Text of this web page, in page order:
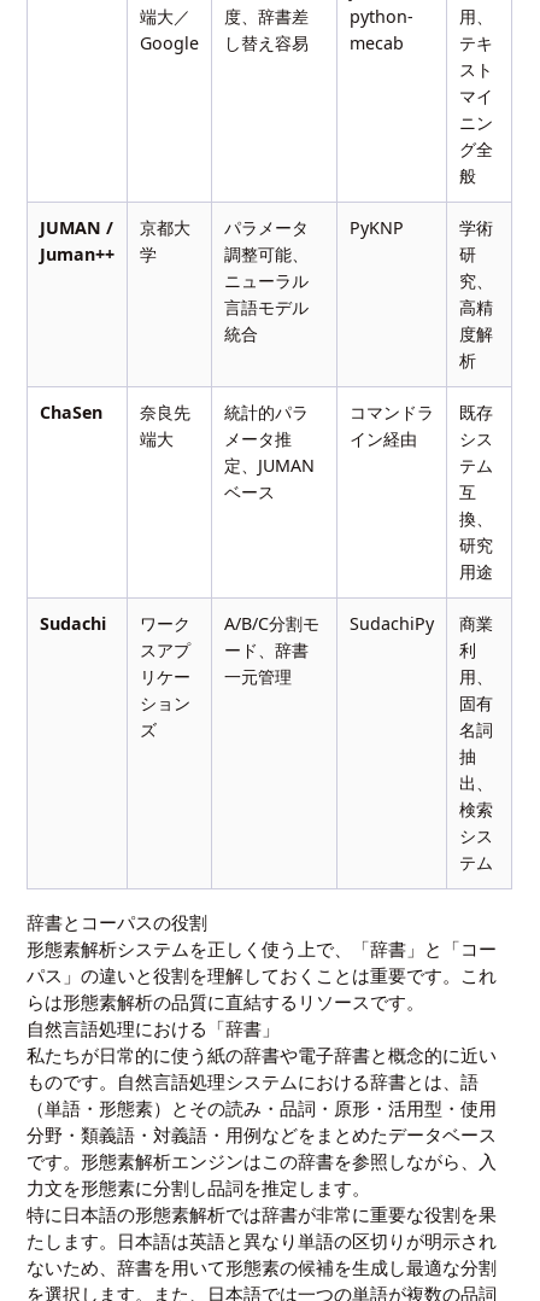
端大／
Google
度、辞書差
し替え容易
python-
mecab
用、
テキ
スト
マイ
ニン
グ全
般
JUMAN /
Juman++
京都大
学
パラメータ
調整可能、
ニューラル
言語モデル
統合
PyKNP
学術
研
究、
高精
度解
析
ChaSen
奈良先
端大
統計的パラ
メータ推
定、JUMAN
ベース
コマンドラ
イン経由
既存
シス
テム
互
換、
研究
用途
Sudachi
ワーク
スアプ
リケー
ション
ズ
A/B/C分割モ
ード、辞書
一元管理
SudachiPy
商業
利
用、
固有
名詞
抽
出、
検索
シス
テム
辞書とコーパスの役割
形態素解析システムを正しく使う上で、「辞書」と「コー
パス」の違いと役割を理解しておくことは重要です。これ
らは形態素解析の品質に直結するリソースです。
自然言語処理における「辞書」
私たちが日常的に使う紙の辞書や電子辞書と概念的に近い
ものです。自然言語処理システムにおける辞書とは、語
（単語・形態素）とその読み・品詞・原形・活用型・使用
分野・類義語・対義語・用例などをまとめたデータベース
です。形態素解析エンジンはこの辞書を参照しながら、入
力文を形態素に分割し品詞を推定します。
特に日本語の形態素解析では辞書が非常に重要な役割を果
たします。日本語は英語と異なり単語の区切りが明示され
ないため、辞書を用いて形態素の候補を生成し最適な分割
を選択します。また、日本語では一つの単語が複数の品詞